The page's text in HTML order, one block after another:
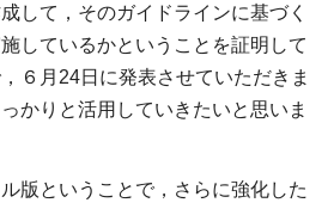
して，そのガイドラインに基づく
しているかということを証明して
６月24日に発表させていただきま
かりと活用していきたいと思いま
版ということで，さらに強化した